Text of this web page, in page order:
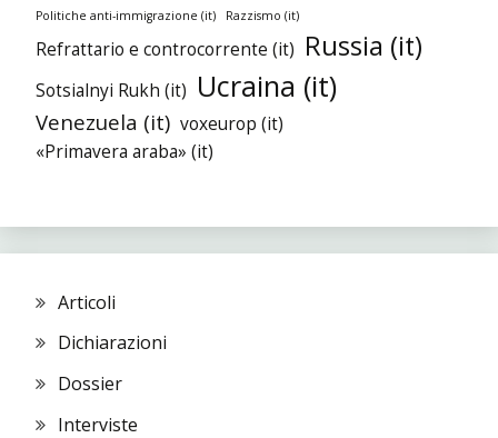
Politiche anti-immigrazione (it)
Razzismo (it)
Refrattario e controcorrente (it) Russia (it)
Sotsialnyi Rukh (it) Ucraina (it)
Venezuela (it) voxeurop (it)
«Primavera araba» (it)
Articoli
Dichiarazioni
Dossier
Interviste